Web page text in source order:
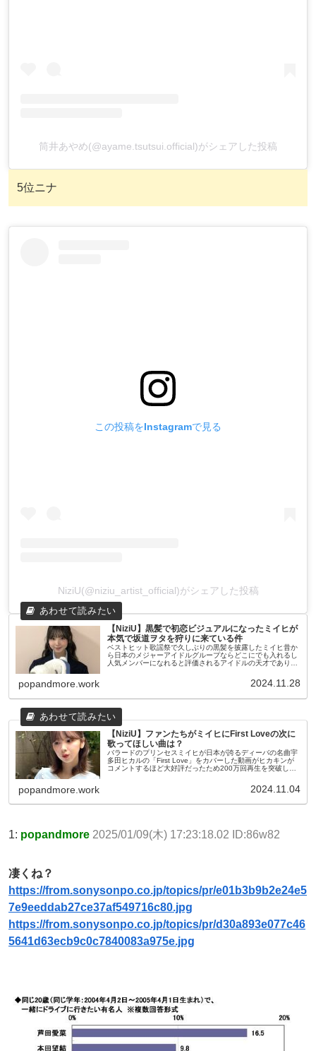
筒井あやめ(@ayame.tsutsui.official)がシェアした投稿
5位ニナ
この投稿をInstagramで見る
NiziU(@niziu_artist_official)がシェアした投稿
【NiziU】黒髪で初恋ビジュアルになったミイヒが
本気で坂道ヲタを狩りに来ている件
ベストヒット歌謡祭で久しぶりの黒髪を披露したミイヒ昔か
ら日本のメジャーアイドルグループならどこにでも入れるし
人気メンバーになれると評価されるアイドルの天才でありバ
popandmore.work 2024.11.28
【NiziU】ファンたちがミイヒにFirst Loveの次に
歌ってほしい曲は？
バラードのプリンセスミイヒが日本が誇るディーバの名曲宇
多田ヒカルの「First Love」をカバーした動画がヒカキンが
コメントするほど大好評だったため200万回再生を突破した
popandmore.work 2024.11.04
1: popandmore 2025/01/09(木) 17:23:18.02 ID:86w82
凄くね？
https://from.sonysonpo.co.jp/topics/pr/e01b3b9b2e24e5
7e9eeddab27ce37af549716c80.jpg
https://from.sonysonpo.co.jp/topics/pr/d30a893e077c46
5641d63ecb9c0c7840083a975e.jpg